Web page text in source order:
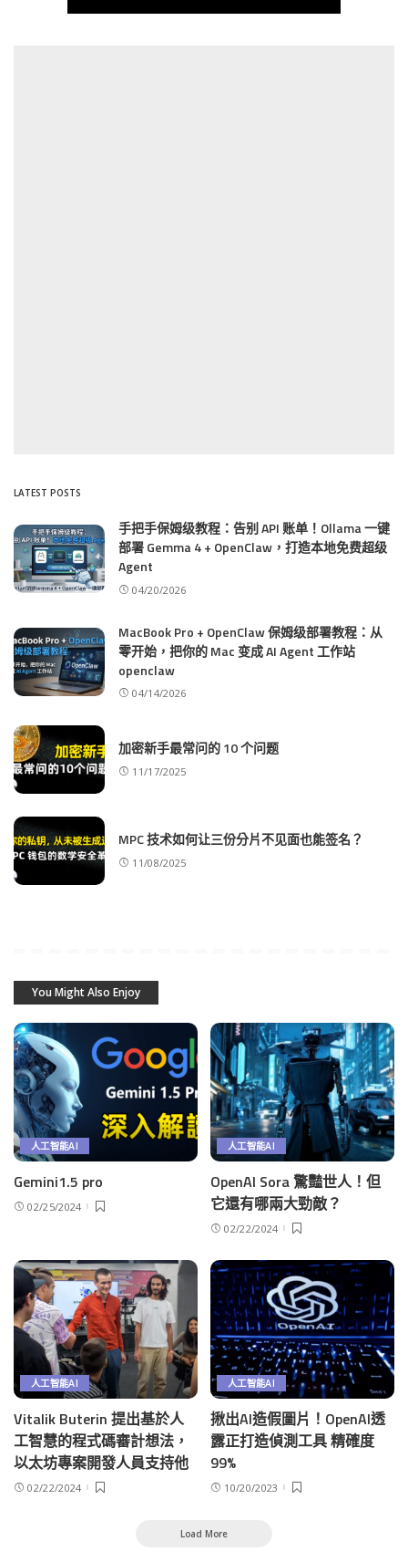
LATEST POSTS
手把手保姆级教程：告别 API 账单！Ollama 一键
部署 Gemma 4 + OpenClaw，打造本地免费超级
Agent
04/20/2026
MacBook Pro + OpenClaw 保姆级部署教程：从
零开始，把你的 Mac 变成 AI Agent 工作站
openclaw
04/14/2026
加密新手最常问的 10 个问题
11/17/2025
MPC 技术如何让三份分片不见面也能签名？
11/08/2025
You Might Also Enjoy
人工智能AI
Gemini1.5 pro
02/25/2024
人工智能AI
OpenAI Sora 驚豔世人！但
它還有哪兩大勁敵？
02/22/2024
人工智能AI
Vitalik Buterin 提出基於人
工智慧的程式碼審計想法，
以太坊專案開發人員支持他
02/22/2024
人工智能AI
揪出AI造假圖片！OpenAI透
露正打造偵測工具 精確度
99%
10/20/2023
Load More